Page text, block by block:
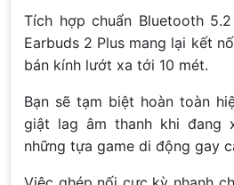
Tích hợp chuẩn Bluetooth
Earbuds 2 Plus mang lại kết
bán kính lướt xa tới 10 mét.
Bạn sẽ tạm biệt hoàn toàn
giật lag âm thanh khi đang
những tựa game di động gay